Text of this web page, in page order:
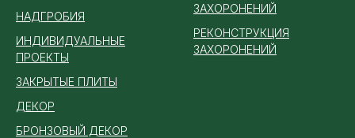
НАДГРОБИЯ
ИНДИВИДУАЛЬНЫЕ
ПРОЕКТЫ
ЗАКРЫТЫЕ ПЛИТЫ
ДЕКОР
БРОНЗОВЫЙ ДЕКОР
ЗАХОРОНЕНИЙ
РЕКОНСТРУКЦИЯ
ЗАХОРОНЕНИЙ